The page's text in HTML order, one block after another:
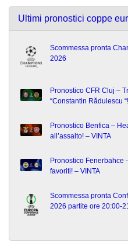
Ultimi pronostici coppe
Scommessa pronta
2026
Pronostico CFR Cluj –
“Constantin Rădulescu “!
Pronostico Benfica –
all’assalto! – VINTA
Pronostico Fenerbahce
favoriti! – VINTA
Scommessa pronta
2026 partite ore 20:00-